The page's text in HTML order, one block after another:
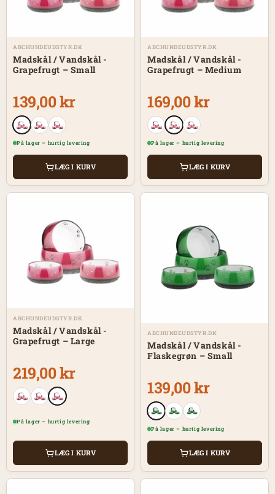
ABCHUNDEUDSTYR.DK
Madskål / Vandskål -
Grapefrugt – Small
139,00 kr
På lager – hurtig levering
LÆG I KURV
ABCHUNDEUDSTYR.DK
Madskål / Vandskål -
Grapefrugt – Medium
169,00 kr
På lager – hurtig levering
LÆG I KURV
ABCHUNDEUDSTYR.DK
Madskål / Vandskål -
Grapefrugt – Large
219,00 kr
På lager – hurtig levering
LÆG I KURV
ABCHUNDEUDSTYR.DK
Madskål / Vandskål -
Flaskegrøn – Small
139,00 kr
På lager – hurtig levering
LÆG I KURV